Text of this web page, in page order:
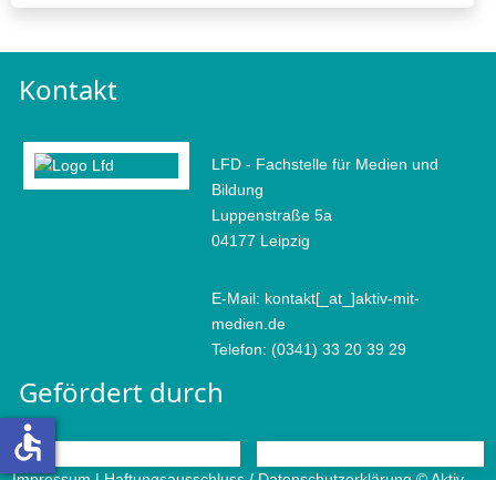
Kontakt
LFD - Fachstelle für Medien und
Bildung
Luppenstraße 5a
04177 Leipzig
E-Mail: kontakt[_at_]aktiv-mit-
medien.de
Telefon: (0341) 33 20 39 29
Gefördert durch
accessible